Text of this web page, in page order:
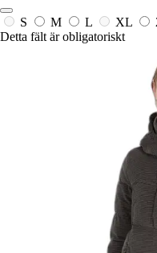
S M L XL
Detta fält är obligatoriskt